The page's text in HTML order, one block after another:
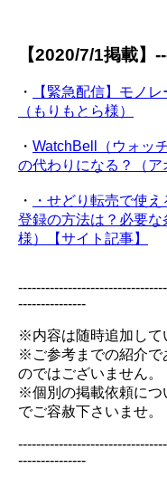
【2020/7/1掲載】
・
【緊急配信】モノ
（もりもとら様）
・ WatchBell（ウォッ
の代わりになる？（ア
・
・せどり転売で使
登録の方法は？必要
様）【サイト記事】
---------------
※内容は随時追加して
※ご参考までの紹介で
のではございません。
※個別の掲載依頼につ
でご容赦下さいませ。
---------------